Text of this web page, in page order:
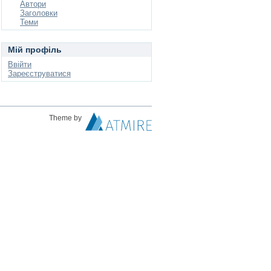
Автори
Заголовки
Теми
Мій профіль
Ввійти
Зареєструватися
Theme by